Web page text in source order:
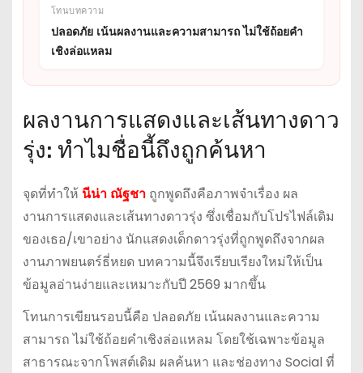
โทนบทความ
ปลอดภัย เน้นผลงานและความสามารถ ไม่ใช้ถ้อยคำ
เชิงล่อแหลม
ผลงานการแสดงและเส้นทางดาว
รุ่ง: ทำไมชื่อนี้ถึงถูกค้นหา
จุดที่ทำให้ นีน่า ณัฐชาถูกพูดถึงคือภาพจำเรื่อง ผล
งานการแสดงและเส้นทางดาวรุ่ง ซึ่งเชื่อมกับโปรไฟล์เดิม
ของเธอ/เขาอย่าง นักแสดงเด็กดาวรุ่งที่ถูกพูดถึงจากผล
งานภาพยนตร์ธี่หยด บทความนี้จึงเรียบเรียงใหม่ให้เป็น
ข้อมูลอ่านง่ายและเหมาะกับปี 2569 มากขึ้น
โทนการเขียนรอบนี้คือ ปลอดภัย เน้นผลงานและความ
สามารถ ไม่ใช้ถ้อยคำเชิงล่อแหลม โดยใช้เฉพาะข้อมูล
สาธารณะจากโพสต์เดิม ผลค้นหา และช่องทาง Social ที่